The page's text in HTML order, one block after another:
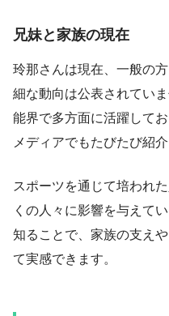
兄妹と家族の現在
玲那さんは現在、一般の
細な動向は公表されてい
能界で多方面に活躍して
メディアでもたびたび紹
スポーツを通じて培われ
くの人々に影響を与えて
知ることで、家族の支え
て実感できます。